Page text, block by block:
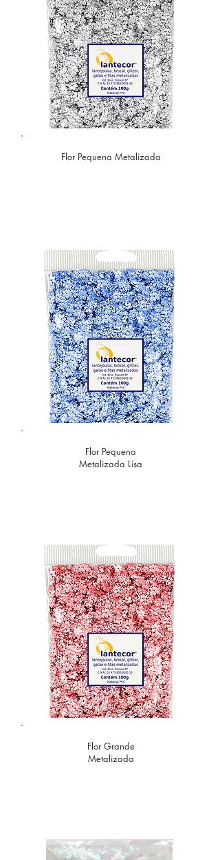
Flor Pequena Metalizada
Flor Pequena
Metalizada Lisa
Flor Grande
Metalizada